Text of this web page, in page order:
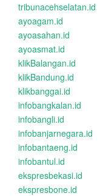
tribunacehselatan.id
ayoagam.id
ayoasahan.id
ayoasmat.id
klikBalangan.id
klikBandung.id
klikbanggai.id
infobangkalan.id
infobangli.id
infobanjarnegara.id
infobantaeng.id
infobantul.id
ekspresbekasi.id
ekspresbone.id